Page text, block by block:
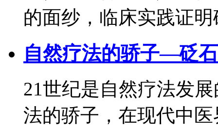
的面纱，临床实践证
自然疗法的骄子—砭
21世纪是自然疗法发
法的骄子，在现代中